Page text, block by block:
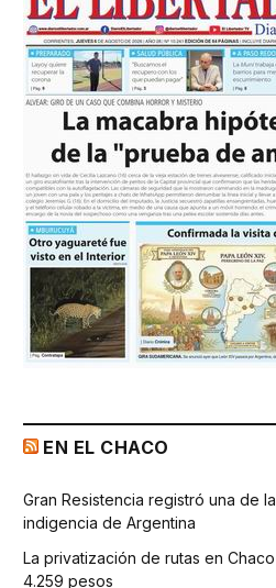
EN EL CHACO
Gran Resistencia registró una de
indigencia de Argentina
La privatización de rutas en
4.259 pesos